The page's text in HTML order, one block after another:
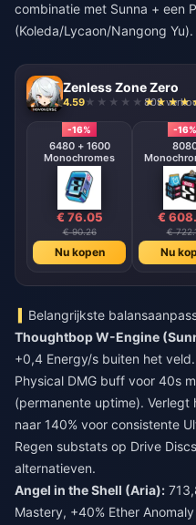
combinatie met Sunna + een
(Koleda/Lycaon/Nangong Yu).
Zenless Zone Zero
4.59 808
-16%
6480 + 1600
Monochromes
€ 76.05
€ 90.26
Nu kopen
-16%
€
€
Nu
Belangrijkste
Thoughtbop W-Engine
+0,4 Energy/s buiten het
Physical DMG buff voor 40s
(permanente uptime).
naar 140% voor consistente
Regen substats op Drive
alternatieven.
Angel in the Shell (Aria):
Mastery, +40% Ether